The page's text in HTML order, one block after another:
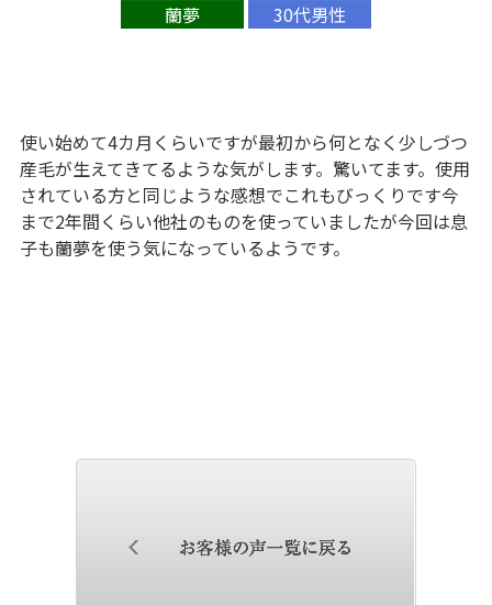
蘭夢 30代男性
使い始めて4カ月くらいですが最初から何となく少しづつ
産毛が生えてきてるような気がします。驚いてます。使用
されている方と同じような感想でこれもびっくりです今
まで2年間くらい他社のものを使っていましたが今回は息
子も蘭夢を使う気になっているようです。